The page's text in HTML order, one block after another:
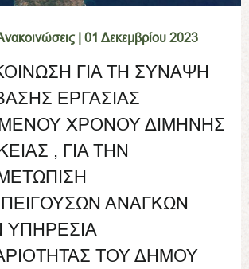
| 01 Δεκεμβρίου 2023
ΓΙΑ ΤΗ ΣΥΝΑΨΗ
ΕΡΓΑΣΙΑΣ
ΧΡΟΝΟΥ ΔΙΜΗΝΗΣ
, ΓΙΑ ΤΗΝ
ΑΝΑΓΚΩΝ
ΥΠΗΡΕΣΙΑ
ΤΟΥ ΔΗΜΟΥ